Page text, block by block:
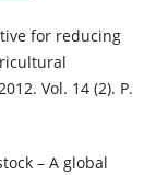
for reducing
Vol. 14 (2). P.
– A global